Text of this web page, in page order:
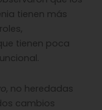
tienen más
tienen poca
, no heredadas
cambios